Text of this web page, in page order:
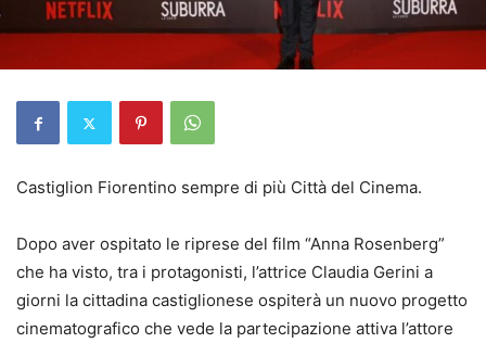
Castiglion Fiorentino sempre di più Città del Cinema.
Dopo aver ospitato le riprese del film “Anna Rosenberg”
che ha visto, tra i protagonisti, l’attrice Claudia Gerini a
giorni la cittadina castiglionese ospiterà un nuovo progetto
cinematografico che vede la partecipazione attiva l’attore